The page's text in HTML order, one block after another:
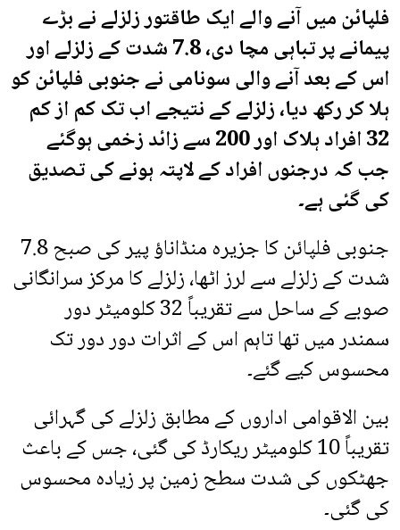
فلپائن میں آنے والے ایک طاقتور زلزلے نے بڑے
پیمانے پر تباہی مچا دی، 7.8 شدت کے زلزلے اور
اس کے بعد آنے والی سونامی نے جنوبی فلپائن کو
ہلا کر رکھ دیا، زلزلے کے نتیجے اب تک کم از کم
32 افراد ہلاک اور 200 سے زائد زخمی ہوگئے
جب کہ درجنوں افراد کے لاپتہ ہونے کی تصدیق
کی گئی ہے۔
جنوبی فلپائن کا جزیرہ منڈاناؤ پیر کی صبح 7.8
شدت کے زلزلے سے لرز اٹھا، زلزلے کا مرکز سرانگانی
صوبے کے ساحل سے تقریباً 32 کلومیٹر دور
سمندر میں تھا تاہم اس کے اثرات دور دور تک
محسوس کیے گئے۔
بین الاقوامی اداروں کے مطابق زلزلے کی گہرائی
تقریباً 10 کلومیٹر ریکارڈ کی گئی، جس کے باعث
جھٹکوں کی شدت سطح زمین پر زیادہ محسوس
کی گئی۔